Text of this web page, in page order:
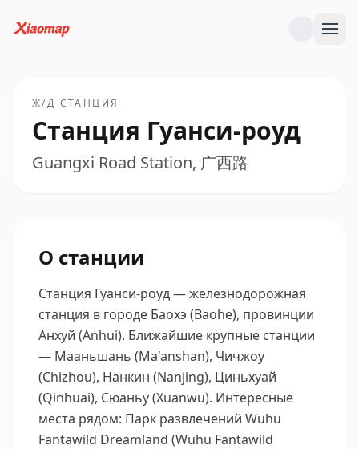
Ж/Д СТАНЦИЯ
Станция Гуанси-роуд
Guangxi Road Station, 广西路
О станции
Станция Гуанси-роуд — железнодорожная
станция в городе Баохэ (Baohe), провинции
Анхуй (Anhui). Ближайшие крупные станции
— Мааньшань (Ma'anshan), Чичжоу
(Chizhou), Нанкин (Nanjing), Циньхуай
(Qinhuai), Сюаньу (Xuanwu). Интересные
места рядом: Парк развлечений Wuhu
Fantawild Dreamland (Wuhu Fantawild